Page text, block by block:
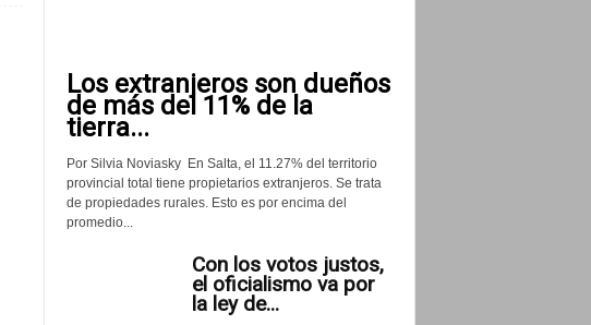
Los extranjeros son dueños
de más del 11% de la
tierra...
Por Silvia Noviasky En Salta, el 11.27% del territorio
provincial total tiene propietarios extranjeros. Se trata
de propiedades rurales. Esto es por encima del
promedio...
Con los votos justos,
el oficialismo va por
la ley de...